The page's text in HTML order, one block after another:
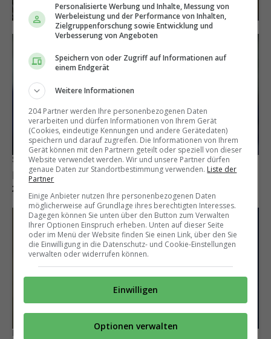
Schon soweit?
Der Weg für die Rückkehr von Yann Sommer
zum FC Basel ist frei, aber…
Frattesi & Co.
Personalisierte Werbung und Inhalte, Messung von
Werbeleistung und der Performance von Inhalten,
Zielgruppenforschung sowie Entwicklung und
Verbesserung von Angeboten
Speichern von oder Zugriff auf Informationen auf
einem Endgerät
Weitere Informationen
204 Partner werden Ihre personenbezogenen Daten
verarbeiten und dürfen Informationen von Ihrem Gerät
(Cookies, eindeutige Kennungen und andere Gerätedaten)
speichern und darauf zugreifen. Die Informationen von Ihrem
Gerät können mit den Partnern geteilt oder speziell von dieser
Website verwendet werden. Wir und unsere Partner dürfen
genaue Daten zur Standortbestimmung verwenden. Liste der
Partner
Einige Anbieter nutzen Ihre personenbezogenen Daten
möglicherweise auf Grundlage ihres berechtigten Interesses.
Dagegen können Sie unten über den Button zum Verwalten
Ihrer Optionen Einspruch erheben. Unten auf dieser Seite
oder im Menü der Website finden Sie einen Link, über den Sie
die Einwilligung in die Datenschutz- und Cookie-Einstellungen
verwalten oder widerrufen können.
Einwilligen
Optionen verwalten